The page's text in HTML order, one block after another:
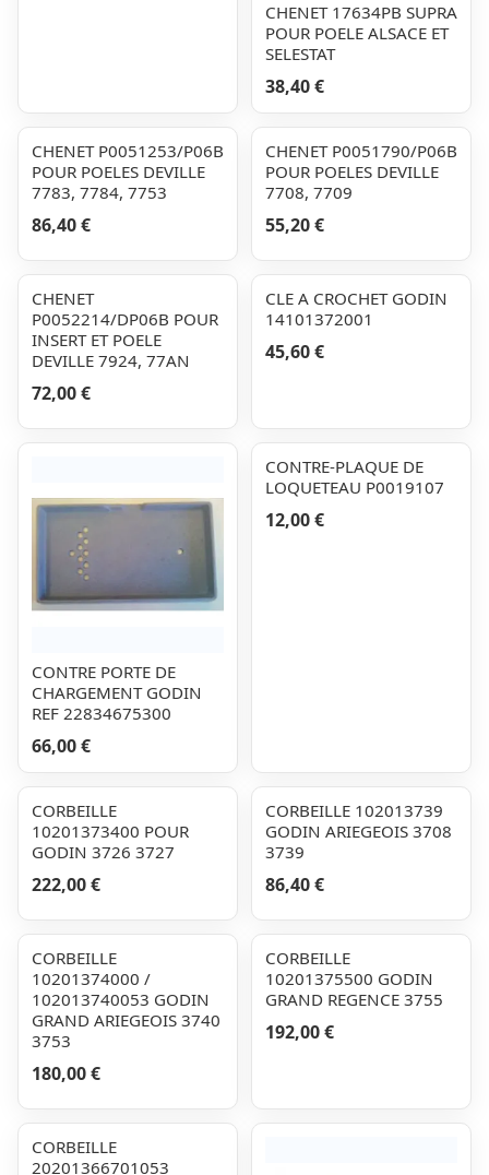
CHENET 17634PB SUPRA
POUR POELE ALSACE ET
SELESTAT
38,40 €
CHENET P0051253/P06B
POUR POELES DEVILLE
7783, 7784, 7753
86,40 €
CHENET P0051790/P06B
POUR POELES DEVILLE
7708, 7709
55,20 €
CHENET
P0052214/DP06B POUR
INSERT ET POELE
DEVILLE 7924, 77AN
72,00 €
CLE A CROCHET GODIN
14101372001
45,60 €
CONTRE PORTE DE
CHARGEMENT GODIN
REF 22834675300
66,00 €
CONTRE-PLAQUE DE
LOQUETEAU P0019107
12,00 €
CORBEILLE
10201373400 POUR
GODIN 3726 3727
222,00 €
CORBEILLE 102013739
GODIN ARIEGEOIS 3708
3739
86,40 €
CORBEILLE
10201374000 /
102013740053 GODIN
GRAND ARIEGEOIS 3740
3753
180,00 €
CORBEILLE
10201375500 GODIN
GRAND REGENCE 3755
192,00 €
CORBEILLE
20201366701053